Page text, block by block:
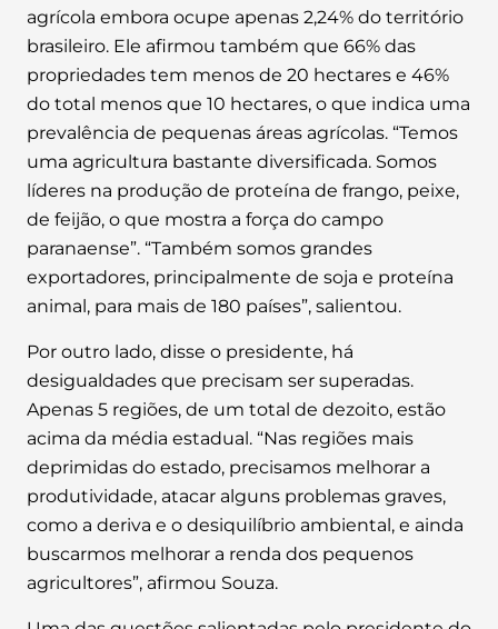
agrícola embora ocupe apenas 2,24% do território
brasileiro. Ele afirmou também que 66% das
propriedades tem menos de 20 hectares e 46%
do total menos que 10 hectares, o que indica uma
prevalência de pequenas áreas agrícolas. “Temos
uma agricultura bastante diversificada. Somos
líderes na produção de proteína de frango, peixe,
de feijão, o que mostra a força do campo
paranaense”. “Também somos grandes
exportadores, principalmente de soja e proteína
animal, para mais de 180 países”, salientou.
Por outro lado, disse o presidente, há
desigualdades que precisam ser superadas.
Apenas 5 regiões, de um total de dezoito, estão
acima da média estadual. “Nas regiões mais
deprimidas do estado, precisamos melhorar a
produtividade, atacar alguns problemas graves,
como a deriva e o desiquilíbrio ambiental, e ainda
buscarmos melhorar a renda dos pequenos
agricultores”, afirmou Souza.